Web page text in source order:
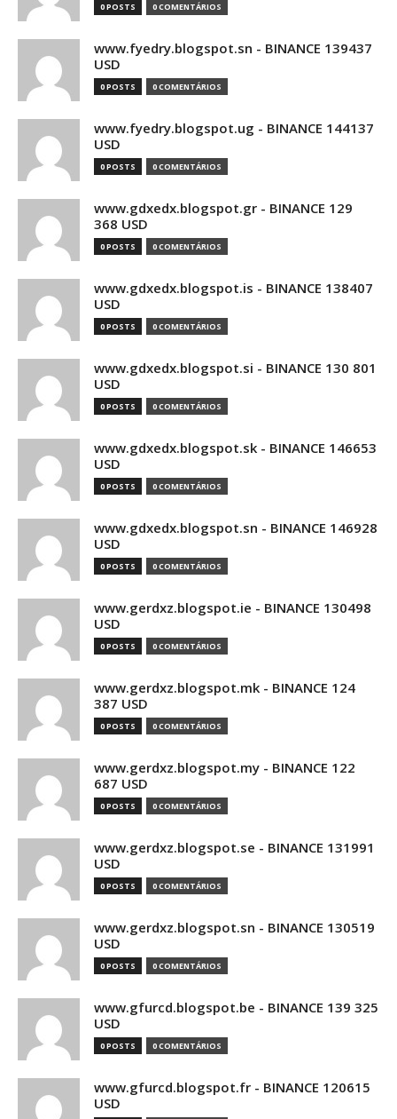
0 POSTS 0 COMENTÁRIOS
www.fyedry.blogspot.sn - BINANCE 139437
USD
0 POSTS 0 COMENTÁRIOS
www.fyedry.blogspot.ug - BINANCE 144137
USD
0 POSTS 0 COMENTÁRIOS
www.gdxedx.blogspot.gr - BINANCE 129
368 USD
0 POSTS 0 COMENTÁRIOS
www.gdxedx.blogspot.is - BINANCE 138407
USD
0 POSTS 0 COMENTÁRIOS
www.gdxedx.blogspot.si - BINANCE 130 801
USD
0 POSTS 0 COMENTÁRIOS
www.gdxedx.blogspot.sk - BINANCE 146653
USD
0 POSTS 0 COMENTÁRIOS
www.gdxedx.blogspot.sn - BINANCE 146928
USD
0 POSTS 0 COMENTÁRIOS
www.gerdxz.blogspot.ie - BINANCE 130498
USD
0 POSTS 0 COMENTÁRIOS
www.gerdxz.blogspot.mk - BINANCE 124
387 USD
0 POSTS 0 COMENTÁRIOS
www.gerdxz.blogspot.my - BINANCE 122
687 USD
0 POSTS 0 COMENTÁRIOS
www.gerdxz.blogspot.se - BINANCE 131991
USD
0 POSTS 0 COMENTÁRIOS
www.gerdxz.blogspot.sn - BINANCE 130519
USD
0 POSTS 0 COMENTÁRIOS
www.gfurcd.blogspot.be - BINANCE 139 325
USD
0 POSTS 0 COMENTÁRIOS
www.gfurcd.blogspot.fr - BINANCE 120615
USD